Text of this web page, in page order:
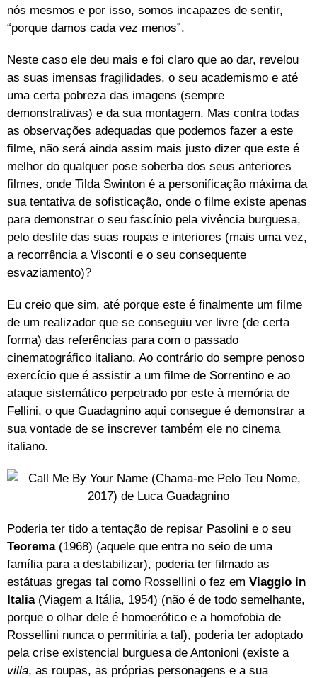
nós mesmos e por isso, somos incapazes de sentir,
“porque damos cada vez menos”.
Neste caso ele deu mais e foi claro que ao dar, revelou
as suas imensas fragilidades, o seu academismo e até
uma certa pobreza das imagens (sempre
demonstrativas) e da sua montagem. Mas contra todas
as observações adequadas que podemos fazer a este
filme, não será ainda assim mais justo dizer que este é
melhor do qualquer pose soberba dos seus anteriores
filmes, onde Tilda Swinton é a personificação máxima da
sua tentativa de sofisticação, onde o filme existe apenas
para demonstrar o seu fascínio pela vivência burguesa,
pelo desfile das suas roupas e interiores (mais uma vez,
a recorrência a Visconti e o seu consequente
esvaziamento)?
Eu creio que sim, até porque este é finalmente um filme
de um realizador que se conseguiu ver livre (de certa
forma) das referências para com o passado
cinematográfico italiano. Ao contrário do sempre penoso
exercício que é assistir a um filme de Sorrentino e ao
ataque sistemático perpetrado por este à memória de
Fellini, o que Guadagnino aqui consegue é demonstrar a
sua vontade de se inscrever também ele no cinema
italiano.
Poderia ter tido a tentação de repisar Pasolini e o seu
Teorema(1968) (aquele que entra no seio de uma
família para a destabilizar), poderia ter filmado as
estátuas gregas tal como Rossellini o fez em Viaggio in
Italia (Viagem a Itália, 1954) (não é de todo semelhante,
porque o olhar dele é homoerótico e a homofobia de
Rossellini nunca o permitiria a tal), poderia ter adoptado
pela crise existencial burguesa de Antonioni (existe a
villa, as roupas, as próprias personagens e a sua